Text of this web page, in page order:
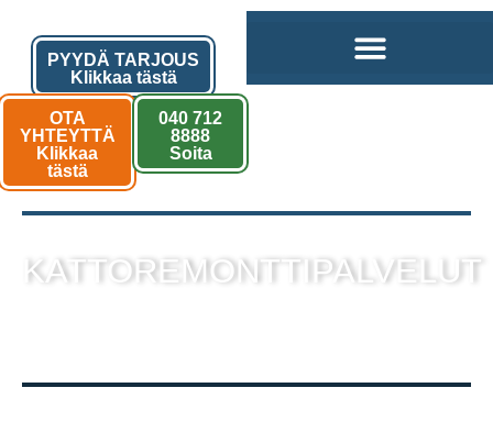
PYYDÄ TARJOUS
Klikkaa tästä
OTA
YHTEYTTÄ
Klikkaa
tästä
040 712
8888
Soita
KATTOREMONTTIPALVELUT